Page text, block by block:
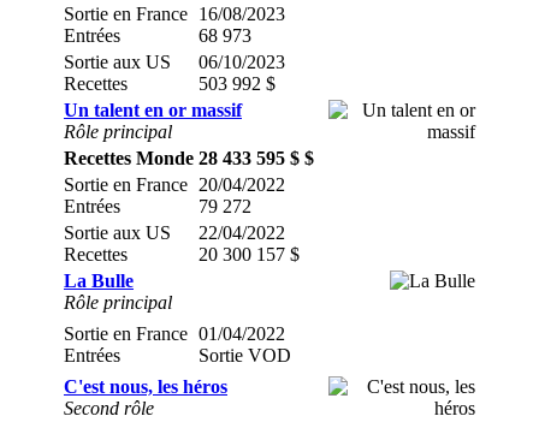
Sortie en France
Entrées
16/08/2023
68 973
Sortie aux US
Recettes
06/10/2023
503 992 $
Un talent en or massif
Rôle principal
Recettes Monde 28 433 595 $ $
Sortie en France
Entrées
20/04/2022
79 272
Sortie aux US
Recettes
22/04/2022
20 300 157 $
La Bulle
Rôle principal
Sortie en France
Entrées
01/04/2022
Sortie VOD
C'est nous, les héros
Second rôle